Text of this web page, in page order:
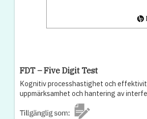
FDT – Five Digit Test
Kognitiv processhastighet och
uppmärksamhet och hantering av